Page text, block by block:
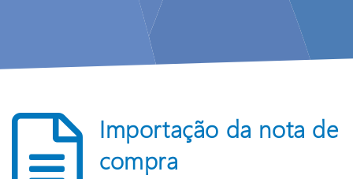
Importação da nota de
compra